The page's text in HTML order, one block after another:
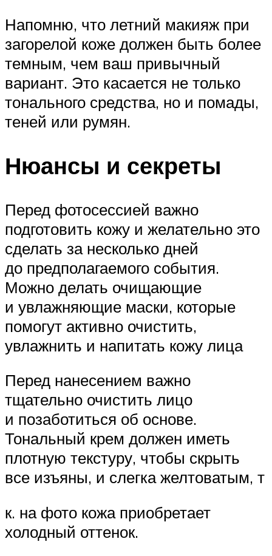
Напомню, что летний макияж при
загорелой коже должен быть более
темным, чем ваш привычный
вариант. Это касается не только
тонального средства, но и помады,
теней или румян.
Нюансы и секреты
Перед фотосессией важно
подготовить кожу и желательно это
сделать за несколько дней
до предполагаемого события.
Можно делать очищающие
и увлажняющие маски, которые
помогут активно очистить,
увлажнить и напитать кожу лица
Перед нанесением важно
тщательно очистить лицо
и позаботиться об основе.
Тональный крем должен иметь
плотную текстуру, чтобы скрыть
все изъяны, и слегка желтоватым, т
к. на фото кожа приобретает
холодный оттенок.